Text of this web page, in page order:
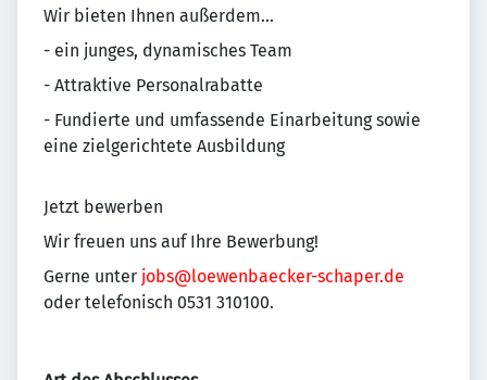
Wir bieten Ihnen außerdem...
- ein junges, dynamisches Team
- Attraktive Personalrabatte
- Fundierte und umfassende Einarbeitung sowie
eine zielgerichtete Ausbildung
Jetzt bewerben
Wir freuen uns auf Ihre Bewerbung!
Gerne unter jobs@loewenbaecker-schaper.de
oder telefonisch 0531 310100.